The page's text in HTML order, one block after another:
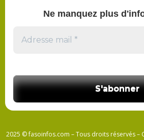
Ne manquez plus
2025 © fasoinfos.com – Tous droits réservés –